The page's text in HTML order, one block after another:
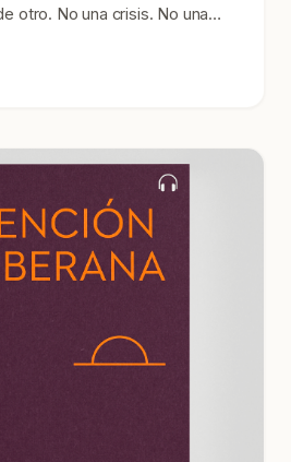
otro. No una crisis. No una